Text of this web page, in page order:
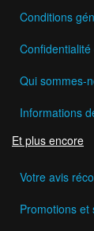
Conditions
Qui sommes-
Informations
Et plus encore
Votre avis
Promotions et